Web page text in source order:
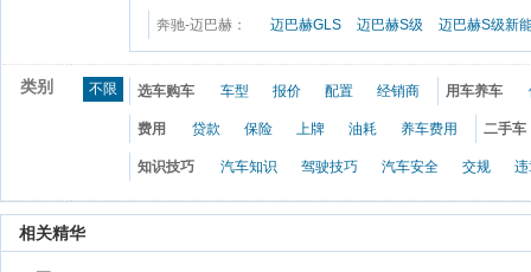
奔驰-迈巴赫： 迈巴赫GLS 迈巴赫S级 迈巴赫S级新
类别 不限 选车购车 车型 报价 配置 经销商 用车养车
费用 贷款 保险 上牌 油耗 养车费用 二手车
知识技巧 汽车知识 驾驶技巧 汽车安全 交规 违
相关精华